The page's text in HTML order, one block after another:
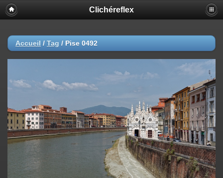
Clichéreflex
Accueil / Tag / Pise 0492